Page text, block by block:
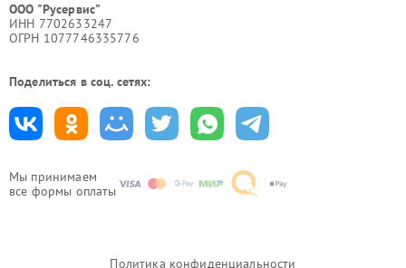
Мы принимаем
все формы оплаты
ООО "Русервис"
ИНН 7702633247
ОГРН 1077746335776
Поделиться в соц. сетях:
Политика конфиденциальности